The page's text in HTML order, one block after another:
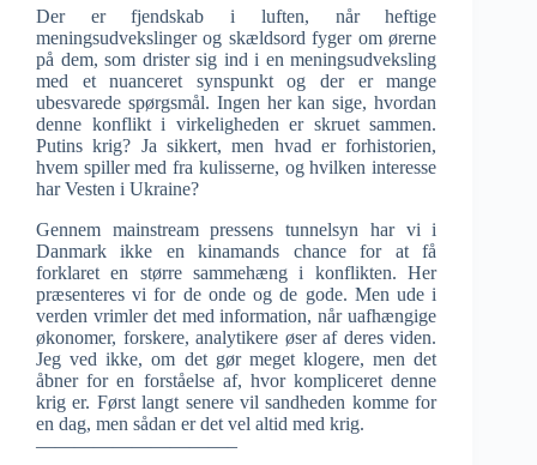
Der er fjendskab i luften, når heftige
meningsudvekslinger og skældsord fyger om ørerne
på dem, som drister sig ind i en meningsudveksling
med et nuanceret synspunkt og der er mange
ubesvarede spørgsmål. Ingen her kan sige, hvordan
denne konflikt i virkeligheden er skruet sammen.
Putins krig? Ja sikkert, men hvad er forhistorien,
hvem spiller med fra kulisserne, og hvilken interesse
har Vesten i Ukraine?
Gennem mainstream pressens tunnelsyn har vi i
Danmark ikke en kinamands chance for at få
forklaret en større sammehæng i konflikten. Her
præsenteres vi for de onde og de gode. Men ude i
verden vrimler det med information, når uafhængige
økonomer, forskere, analytikere øser af deres viden.
Jeg ved ikke, om det gør meget klogere, men det
åbner for en forståelse af, hvor kompliceret denne
krig er. Først langt senere vil sandheden komme for
en dag, men sådan er det vel altid med krig.
——————————–